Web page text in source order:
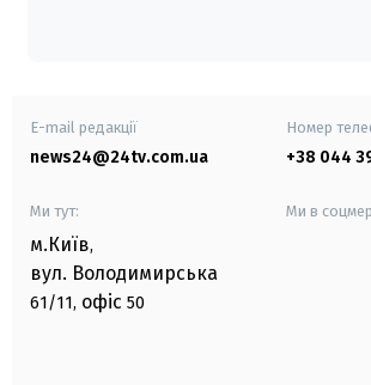
E-mail редакції
news24@24tv.com.ua
Номер
+38 044
Ми тут:
м.Київ,
вул. Володимирська
61/11, офіс 50
Ми в